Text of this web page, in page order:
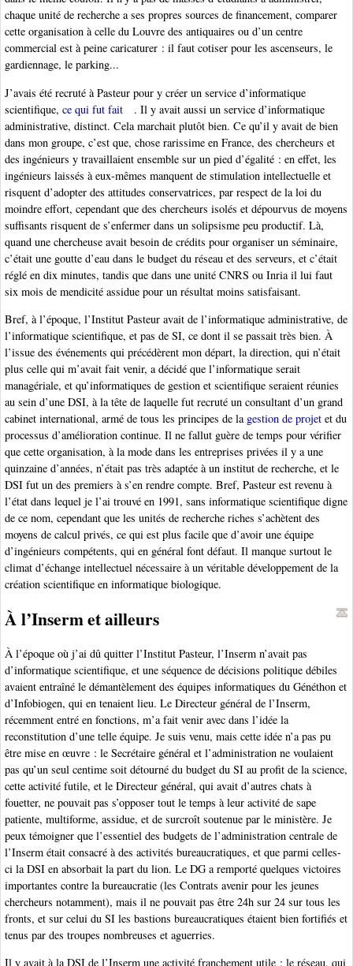
chaque unité de recherche a ses propres sources de financement, comparer
cette organisation à celle du Louvre des antiquaires ou d’un centre
commercial est à peine caricaturer : il faut cotiser pour les ascenseurs, le
gardiennage, le parking...
J’avais été recruté à Pasteur pour y créer un service d’informatique
scientifique, ce qui fut fait
. Il y avait aussi un service d’informatique
administrative, distinct. Cela marchait plutôt bien. Ce qu’il y avait de bien
dans mon groupe, c’est que, chose rarissime en France, des chercheurs et
des ingénieurs y travaillaient ensemble sur un pied d’égalité : en effet, les
ingénieurs laissés à eux-mêmes manquent de stimulation intellectuelle et
risquent d’adopter des attitudes conservatrices, par respect de la loi du
moindre effort, cependant que des chercheurs isolés et dépourvus de moyens
suffisants risquent de s’enfermer dans un solipsisme peu productif. Là,
quand une chercheuse avait besoin de crédits pour organiser un séminaire,
c’était une goutte d’eau dans le budget du réseau et des serveurs, et c’était
réglé en dix minutes, tandis que dans une unité CNRS ou Inria il lui faut
six mois de mendicité assidue pour un résultat moins satisfaisant.
Bref, à l’époque, l’Institut Pasteur avait de l’informatique administrative, de
l’informatique scientifique, et pas de SI, ce dont il se passait très bien. À
l’issue des événements qui précédèrent mon départ, la direction, qui n’était
plus celle qui m’avait fait venir, a décidé que l’informatique serait
managériale, et qu’informatiques de gestion et scientifique seraient réunies
au sein d’une DSI, à la tête de laquelle fut recruté un consultant d’un grand
cabinet international, armé de tous les principes de la gestion de projet et du
processus d’amélioration continue. Il ne fallut guère de temps pour vérifier
que cette organisation, à la mode dans les entreprises privées il y a une
quinzaine d’années, n’était pas très adaptée à un institut de recherche, et le
DSI fut un des premiers à s’en rendre compte. Bref, Pasteur est revenu à
l’état dans lequel je l’ai trouvé en 1991, sans informatique scientifique digne
de ce nom, cependant que les unités de recherche riches s’achètent des
moyens de calcul privés, ce qui est plus facile que d’avoir une équipe
d’ingénieurs compétents, qui en général font défaut. Il manque surtout le
climat d’échange intellectuel nécessaire à un véritable développement de la
création scientifique en informatique biologique.
À l’Inserm et ailleurs
À l’époque où j’ai dû quitter l’Institut Pasteur, l’Inserm n’avait pas
d’informatique scientifique, et une séquence de décisions politique débiles
avaient entraîné le démantèlement des équipes informatiques du Généthon et
d’Infobiogen, qui en tenaient lieu. Le Directeur général de l’Inserm,
récemment entré en fonctions, m’a fait venir avec dans l’idée la
reconstitution d’une telle équipe. Je suis venu, mais cette idée n’a pas pu
être mise en œuvre : le Secrétaire général et l’administration ne voulaient
pas qu’un seul centime soit détourné du budget du SI au profit de la science,
cette activité futile, et le Directeur général, qui avait d’autres chats à
fouetter, ne pouvait pas s’opposer tout le temps à leur activité de sape
patiente, multiforme, assidue, et de surcroît soutenue par le ministère. Je
peux témoigner que l’essentiel des budgets de l’administration centrale de
l’Inserm était consacré à des activités bureaucratiques, et que parmi celles-
ci la DSI en absorbait la part du lion. Le DG a remporté quelques victoires
importantes contre la bureaucratie (les Contrats avenir pour les jeunes
chercheurs notamment), mais il ne pouvait pas être 24h sur 24 sur tous les
fronts, et sur celui du SI les bastions bureaucratiques étaient bien fortifiés et
tenus par des troupes nombreuses et aguerries.
Il y avait à la DSI de l’Inserm une activité franchement utile : le réseau, qui